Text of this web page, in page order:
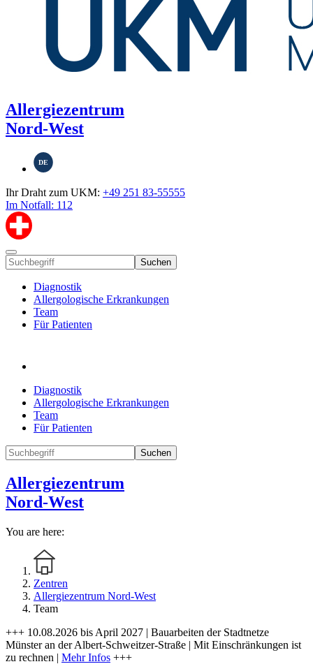
Allergiezentrum
Nord-West
DE
Ihr Draht zum UKM: +49 251 83-55555
Im Notfall: 112
Suchen
Diagnostik
Allergologische Erkrankungen
Team
Für Patienten
Diagnostik
Allergologische Erkrankungen
Team
Für Patienten
Suchen
Allergiezentrum
Nord-West
You are here:
Zentren
Allergiezentrum Nord-West
Team
+++ 10.08.2026 bis April 2027 | Bauarbeiten der Stadtnetze
Münster an der Albert-Schweitzer-Straße | Mit Einschränkungen ist
zu rechnen | Mehr Infos +++